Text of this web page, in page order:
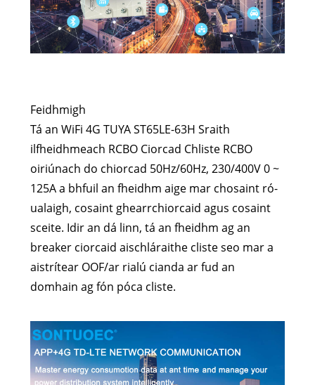
Feidhmigh
Tá an WiFi 4G TUYA ST65LE-63H Sraith
ilfheidhmeach RCBO Ciorcad Chliste RCBO
oiriúnach do chiorcad 50Hz/60Hz, 230/400V 0 ~
125A a bhfuil an fheidhm aige mar chosaint ró-
ualaigh, cosaint ghearrchiorcaid agus cosaint
sceite. Idir an dá linn, tá an fheidhm ag an
breaker ciorcaid aischláraithe cliste seo mar a
aistrítear OOF/ar rialú cianda ar fud an
domhain ag fón póca cliste.